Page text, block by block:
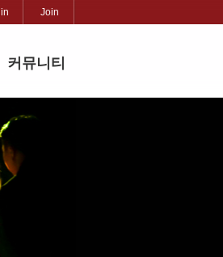
Join
커뮤니티